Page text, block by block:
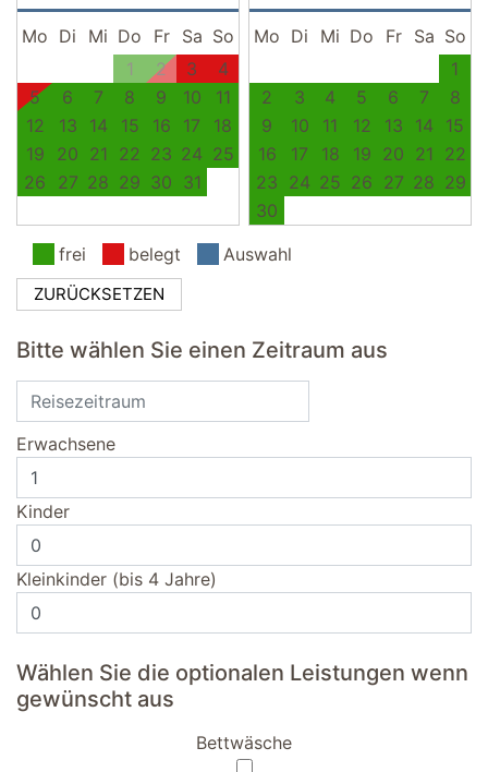
Mo Di Mi Do Fr Sa So
1
2 3
4
5
6 7 8 9 10
11
12
13 14 15 16 17
18
19
20 21 22 23 24 25
26
27 28 29 30 31
Mo Di Mi Do Fr Sa So
1
2
3 4 5 6 7
8
9
10 11 12 13 14
15
16
17 18 19 20 21
22
23 24 25 26 27 28 29
30
frei
belegt Auswahl
ZURÜCKSETZEN
Bitte wählen Sie einen Zeitraum aus
Erwachsene
Kinder
Kleinkinder (bis 4 Jahre)
Wählen Sie die optionalen Leistungen wenn
gewünscht aus
Bettwäsche